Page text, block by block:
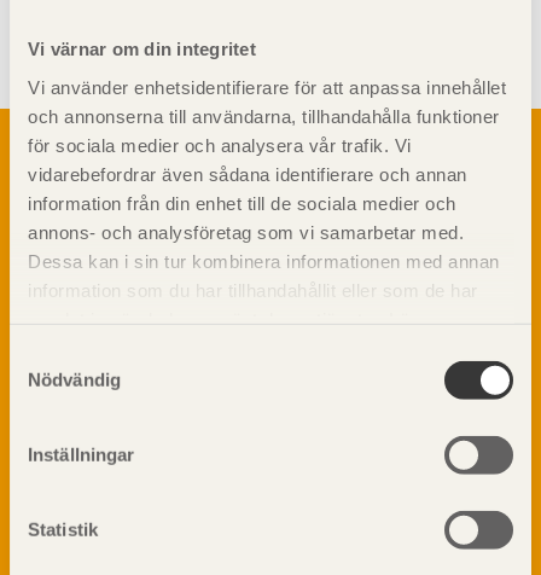
Vi värnar om din integritet
Vi använder enhetsidentifierare för att anpassa innehållet
och annonserna till användarna, tillhandahålla funktioner
för sociala medier och analysera vår trafik. Vi
vidarebefordrar även sådana identifierare och annan
information från din enhet till de sociala medier och
annons- och analysföretag som vi samarbetar med.
Dessa kan i sin tur kombinera informationen med annan
information som du har tillhandahållit eller som de har
Nödvändig
Inställningar
Statistik
Om trä
Materialet trä
Skogsbruk
Barrträdets uppbyggnad
Träets egenskaper och kvalitet
Kemisk behandling
Fakta om Limträ
Fukt
Ljud
TräGuiden är den digitala handboken för trä och
materialet trä samt instruktioner för byggande
med trä.
Prenumerera på TräGuidens nyhetsbrev!